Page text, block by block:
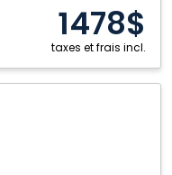
1478$
taxes et frais incl.